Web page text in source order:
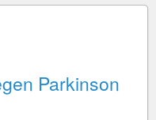
Parkinson